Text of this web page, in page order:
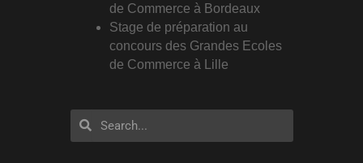
de Commerce à Bordeaux
Stage de préparation au
concours des Grandes Ecoles
de Commerce à Lille
Rechercher
Rechercher